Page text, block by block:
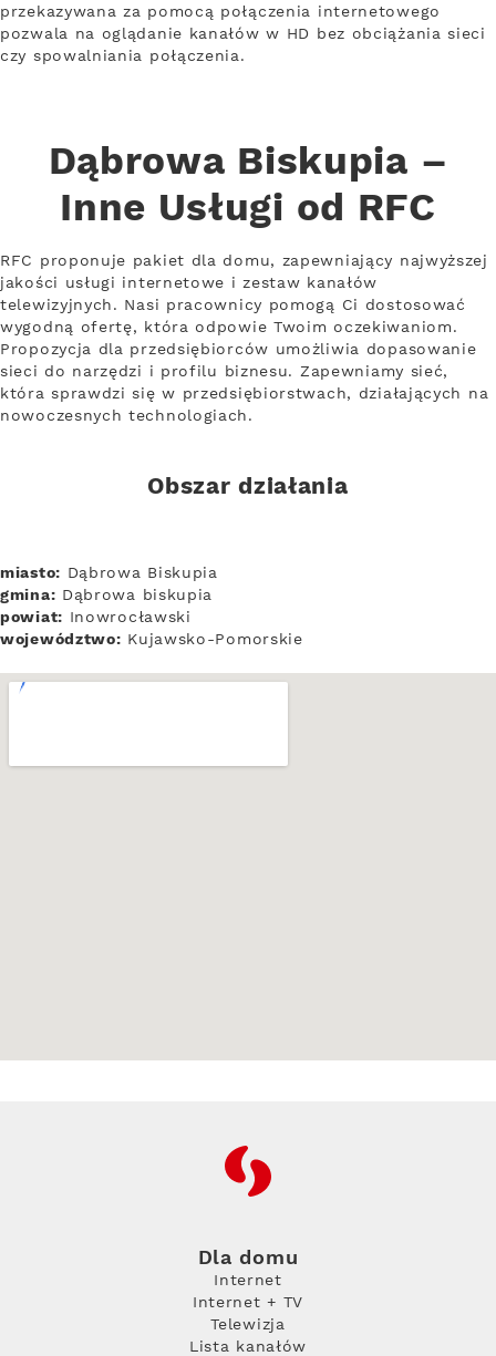
przekazywana za pomocą połączenia internetowego
pozwala na oglądanie kanałów w HD bez obciążania sieci
czy spowalniania połączenia.
Dąbrowa Biskupia –
Inne Usługi od RFC
RFC proponuje pakiet dla domu, zapewniający najwyższej
jakości usługi internetowe i zestaw kanałów
telewizyjnych. Nasi pracownicy pomogą Ci dostosować
wygodną ofertę, która odpowie Twoim oczekiwaniom.
Propozycja dla przedsiębiorców umożliwia dopasowanie
sieci do narzędzi i profilu biznesu. Zapewniamy sieć,
która sprawdzi się w przedsiębiorstwach, działających na
nowoczesnych technologiach.
Obszar działania
miasto: Dąbrowa Biskupia
gmina: Dąbrowa biskupia
powiat: Inowrocławski
województwo: Kujawsko-Pomorskie
RFC
Dla domu
Internet
Internet + TV
Telewizja
Lista kanałów